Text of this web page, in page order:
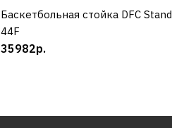
КУПИТЬ
Баскетбольная стойка DFC Stand
44F
35982р.